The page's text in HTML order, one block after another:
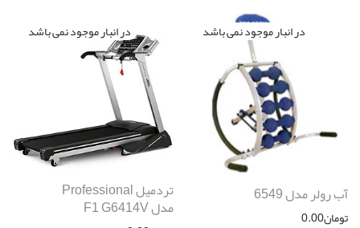
آب رولر مدل 6549
تومان0.00
تردمیل Professional
مدل F1 G6414V